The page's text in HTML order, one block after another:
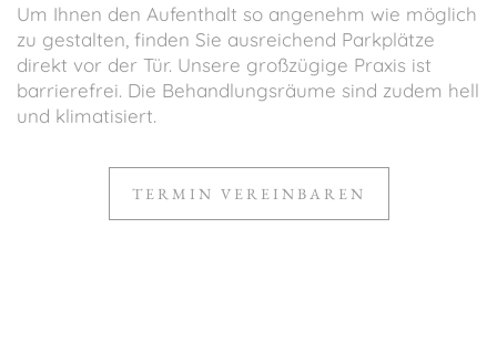
Um Ihnen den Aufenthalt so angenehm wie möglich
zu gestalten, finden Sie ausreichend Parkplätze
direkt vor der Tür. Unsere großzügige Praxis ist
barrierefrei. Die Behandlungsräume sind zudem hell
und klimatisiert.
TERMIN VEREINBAREN